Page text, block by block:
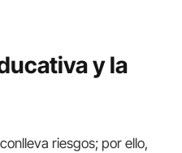
y la
riesgos; por ello,